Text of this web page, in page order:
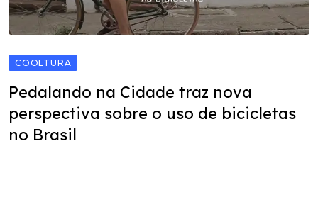
COOLTURA
Pedalando na Cidade traz nova
perspectiva sobre o uso de bicicletas
no Brasil